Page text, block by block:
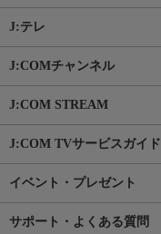
J:テレ
J:COMチャンネル
J:COM STREAM
J:COM TVサービスガイド
イベント・プレゼント
サポート・よくある質問